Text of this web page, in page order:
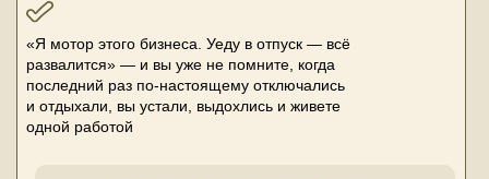
«Я мотор этого бизнеса. Уеду в отпуск — всё
развалится» — и вы уже не помните, когда
последний раз по-настоящему отключались
и отдыхали, вы устали, выдохлись и живете
одной работой